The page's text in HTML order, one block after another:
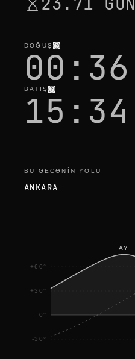
DOĞUŞ
00:36
BATIŞ
15:34
BU GECƏNIN YOLU
ANKARA
+60°
+30°
0°
-30°
AY